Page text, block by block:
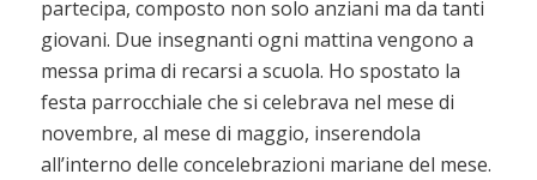
partecipa, composto non solo anziani ma da tanti
giovani. Due insegnanti ogni mattina vengono a
messa prima di recarsi a scuola. Ho spostato la
festa parrocchiale che si celebrava nel mese di
novembre, al mese di maggio, inserendola
all’interno delle concelebrazioni mariane del mese.